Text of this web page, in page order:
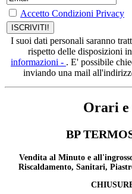
Accetto Condizioni Privacy
I suoi dati personali saranno
rispetto delle disposizioni
informazioni - . E' possibile
inviando una mail
Orari
BP
Vendita al Minuto e
Riscaldamento, Sanitari,